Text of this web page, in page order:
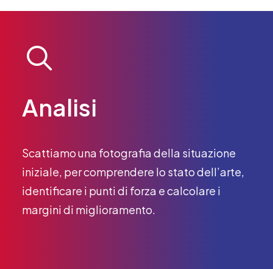
Analisi
Scattiamo una fotografia della situazione
iniziale, per comprendere lo stato dell’arte,
identificare i punti di forza e calcolare i
margini di miglioramento.